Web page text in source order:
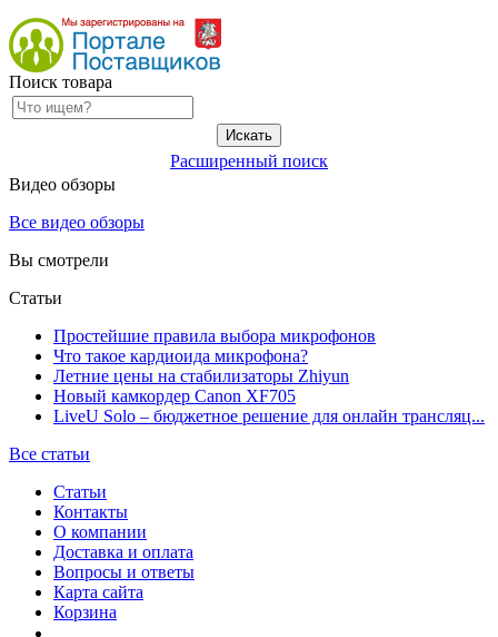
Поиск товара
Расширенный поиск
Видео обзоры
Все видео обзоры
Вы смотрели
Статьи
Простейшие правила выбора микрофонов
Что такое кардиоида микрофона?
Летние цены на стабилизаторы Zhiyun
Новый камкордер Canon XF705
LiveU Solo – бюджетное решение для онлайн трансляц...
Все статьи
Статьи
Контакты
О компании
Доставка и оплата
Вопросы и ответы
Карта сайта
Корзина